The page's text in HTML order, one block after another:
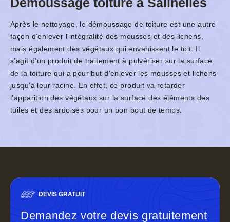
Après le nettoyage, le démoussage de toiture est une autre
façon d’enlever l'intégralité des mousses et des lichens,
mais également des végétaux qui envahissent le toit. Il
s’agit d’un produit de traitement à pulvériser sur la surface
de la toiture qui a pour but d’enlever les mousses et lichens
jusqu’à leur racine. En effet, ce produit va retarder
l’apparition des végétaux sur la surface des éléments des
tuiles et des ardoises pour un bon bout de temps.
DEVIS GRATUIT
Demandez votre devis gratuitement